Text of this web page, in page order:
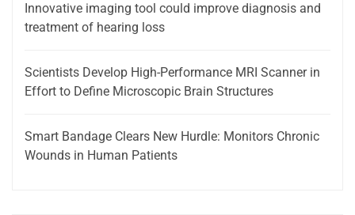
Innovative imaging tool could improve diagnosis and
treatment of hearing loss
Scientists Develop High-Performance MRI Scanner in
Effort to Define Microscopic Brain Structures
Smart Bandage Clears New Hurdle: Monitors Chronic
Wounds in Human Patients